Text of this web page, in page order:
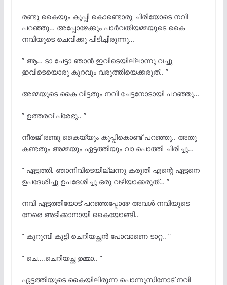
രണ്ടു കൈയും കൂപ്പി കൊണ്ടൊരു ചിരിയോടെ നവി
പറഞ്ഞു… അപ്പോഴേക്കും പാർവതിയമ്മയുടെ കൈ
നവിയുടെ ചെവിക്കു പിടിച്ചിരുന്നു…
” ആ… ടാ ചേട്ടാ ഞാൻ ഇവിടെയില്ലാന്നു വച്ചു
ഇവിടെയൊരു കുറവും വരുത്തിയെക്കരുത്.. ”
അമ്മയുടെ കൈ വിട്ടതും നവി ചേട്ടനോടായി പറഞ്ഞു…
” ഉത്തരവ് പ്രേഭു.. ”
നീരജ് രണ്ടു കൈയ്യും കൂപ്പികൊണ്ട് പറഞ്ഞു.. അതു
കണ്ടതും അമ്മയും ഏട്ടത്തിയും വാ പൊത്തി ചിരിച്ചു…
” ഏട്ടത്തി, ഞാനിവിടെയില്ലന്നു കരുതി എന്റെ ഏട്ടനെ
ഉപദേശിച്ചു ഉപദേശിച്ചു ഒരു വഴിയാക്കരുത്… ”
നവി ഏട്ടത്തിയോട് പറഞ്ഞപ്പോഴേ അവൾ നവിയുടെ
നേരെ അടിക്കാനായി കൈയോങ്ങി..
” കുറുമ്പി കുട്ടി ചെറിയച്ഛൻ പോവാണെ ടാറ്റ.. ”
” ചെ….ചെറിയച്ഛ ഉമ്മാ.. ”
ഏട്ടത്തിയുടെ കൈയിലിരുന്ന പൊന്നുസിനോട്‌ നവി